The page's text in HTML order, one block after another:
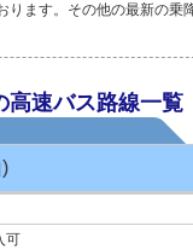
ます。その他の最新の乗
高速バス路線一覧
可